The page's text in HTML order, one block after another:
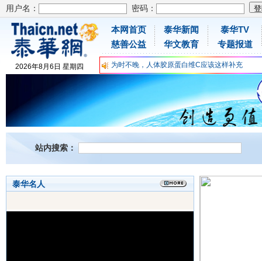
用户名： 密码：
2026年8月6 日星期四
本网首页
慈善公益
泰华新闻
华文教育
泰华TV
专题报道
为时不晚，人体胶原蛋白维C应该这样补充
关爱儿童健康，免费领取日本原装尤妮佳超立体
抗击疫情：每天一瓶增强自身免疫力！
为时不晚，人体胶原蛋白维C应该这样补充
关爱儿童健康，免费领取日本原装尤妮佳超立体
抗击疫情：每天一瓶增强自身免疫力！
站内搜索：
泰华名人